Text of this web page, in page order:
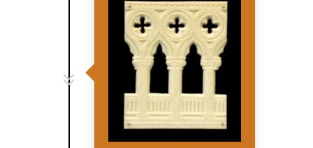
7